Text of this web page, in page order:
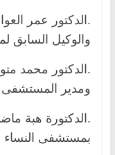
.الدكتور عمر
والوكيل السابق
.الدكتور محمد
ومدير المستشفى
.الدكتورة هبة
بمستشفى النساء